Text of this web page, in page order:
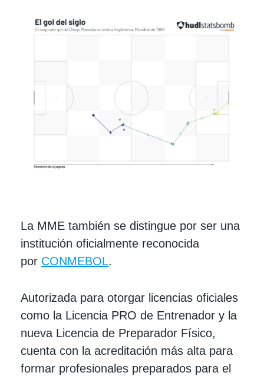
La MME también se distingue por ser una
institución oficialmente reconocida
por CONMEBOL.
Autorizada para otorgar licencias oficiales
como la Licencia PRO de Entrenador y la
nueva Licencia de Preparador Físico,
cuenta con la acreditación más alta para
formar profesionales preparados para el